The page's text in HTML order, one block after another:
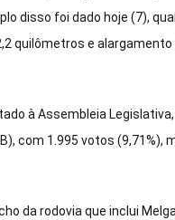
disso foi dado hoje (7),
quilômetros e
à Assembleia
com 1.995 votos (9,71%),
da rodovia que inclui